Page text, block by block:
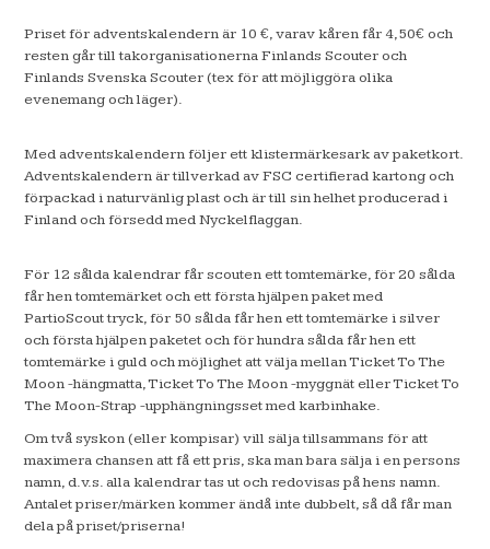
Priset för adventskalendern är 10 €, varav kåren får 4,50€ och
resten går till takorganisationerna Finlands Scouter och
Finlands Svenska Scouter (tex för att möjliggöra olika
evenemang och läger).
Med adventskalendern följer ett klistermärkesark av paketkort.
Adventskalendern är tillverkad av FSC certifierad kartong och
förpackad i naturvänlig plast och är till sin helhet producerad i
Finland och försedd med Nyckelflaggan.
För 12 sålda kalendrar får scouten ett tomtemärke, för 20 sålda
får hen tomtemärket och ett första hjälpen paket med
PartioScout tryck, för 50 sålda får hen ett tomtemärke i silver
och första hjälpen paketet och för hundra sålda får hen ett
tomtemärke i guld och möjlighet att välja mellan Ticket To The
Moon -hängmatta, Ticket To The Moon -myggnät eller Ticket To
The Moon-Strap -upphängningsset med karbinhake.
Om två syskon (eller kompisar) vill sälja tillsammans för att
maximera chansen att få ett pris, ska man bara sälja i en persons
namn, d.v.s. alla kalendrar tas ut och redovisas på hens namn.
Antalet priser/märken kommer ändå inte dubbelt, så då får man
dela på priset/priserna!